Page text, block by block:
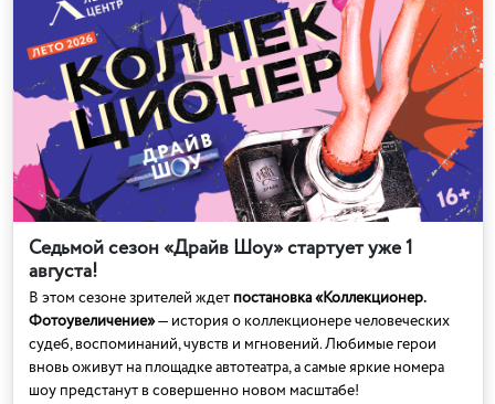
Седьмой сезон «Драйв Шоу» стартует уже 1
августа!
В этом сезоне зрителей ждет постановка «Коллекционер.
Фотоувеличение»— история о коллекционере человеческих
судеб, воспоминаний, чувств и мгновений. Любимые герои
вновь оживут на площадке автотеатра, а самые яркие номера
шоу предстанут в совершенно новом масштабе!